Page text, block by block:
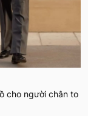
cho người chân to